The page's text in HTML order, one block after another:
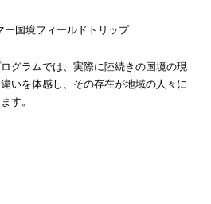
ー国境フィールドトリップ
グラムでは、実際に陸続きの国境の現
いを体感し、その存在が地域の人々に
す。